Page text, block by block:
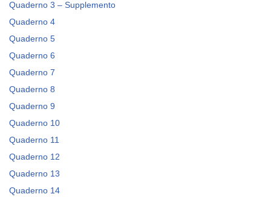
Quaderno 3 – Supplemento
Quaderno 4
Quaderno 5
Quaderno 6
Quaderno 7
Quaderno 8
Quaderno 9
Quaderno 10
Quaderno 11
Quaderno 12
Quaderno 13
Quaderno 14